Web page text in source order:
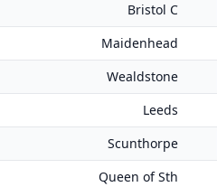
Bristol C
Maidenhead
Wealdstone
Leeds
Scunthorpe
Queen of Sth